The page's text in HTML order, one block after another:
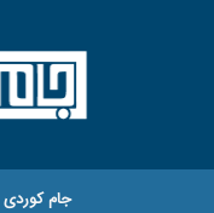
جام کوردی